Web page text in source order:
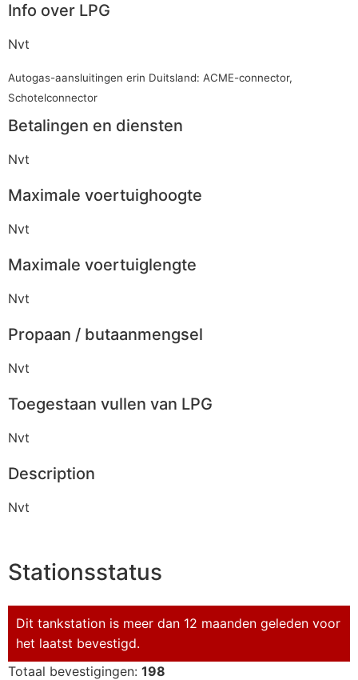
Info over LPG
Nvt
Autogas-aansluitingen erin Duitsland: ACME-connector,
Schotelconnector
Betalingen en diensten
Nvt
Maximale voertuighoogte
Nvt
Maximale voertuiglengte
Nvt
Propaan / butaanmengsel
Nvt
Toegestaan vullen van LPG
Nvt
Description
Nvt
Stationsstatus
Dit tankstation is meer dan 12 maanden geleden voor
het laatst bevestigd.
Totaal bevestigingen: 198